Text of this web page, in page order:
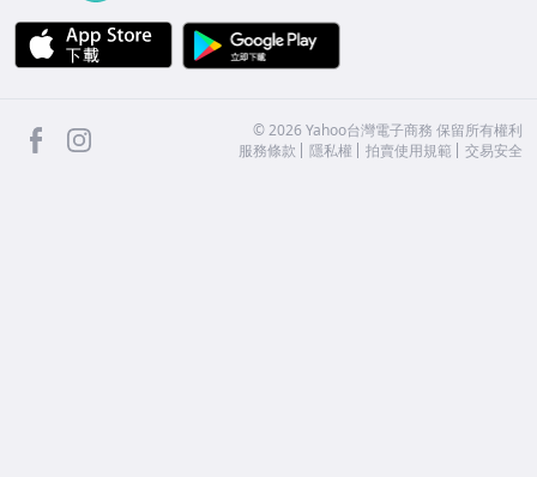
APP Store
facebook ©2026 Yahoo台灣電子商務 保留所有權利
服務條款
隱私權 拍賣使用規範 交易安全